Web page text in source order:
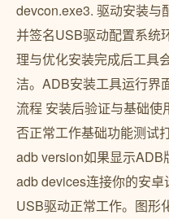
devcon.exe3. 驱动安装与
并签名USB驱动配置系统
理与优化安装完成后工具
洁。ADB安装工具运行界
流程 安装后验证与基础使
否正常工作基础功能测试
adb version如果显示ADB
adb devices连接你的安
USB驱动正常工作。图形